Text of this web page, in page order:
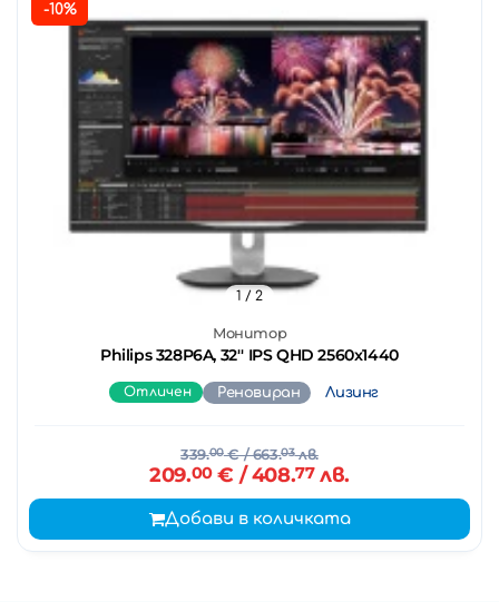
-10%
Монитор
Philips 328P6A, 32'' IPS QHD 2560x1440
1 / 2
Отличен Реновиран Лизинг
339.00€/ 663.03лв.
209.00€ / 408.77лв.
Добави в количката